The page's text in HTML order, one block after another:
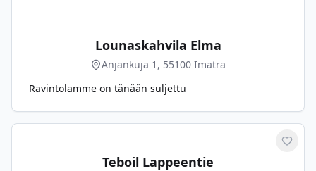
Lounaskahvila Elma
Anjankuja 1, 55100 Imatra
Ravintolamme on tänään suljettu
Teboil Lappeentie